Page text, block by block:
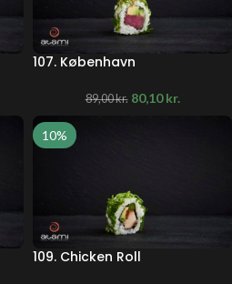
107. København
89,00kr. 80,10kr.
10%
109. Chicken Roll